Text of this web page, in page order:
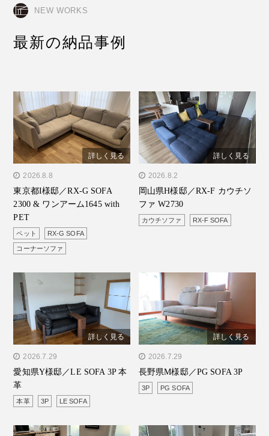
NEW WORKS
最新の納品事例
" alt="東京都I様邸／RX-G
SOFA 2300 & ワンアーム
1645 with PET"/>
詳しく見る
2026.8.8
東京都I様邸／RX-G SOFA
2300 & ワンアーム1645 with
PET
ペット RX-G SOFA
コーナーソファ
" alt="岡山県H様邸／RX-F
カウチソファ W2730"/>
詳しく見る
2026.8.2
岡山県H様邸／RX-F カウチソ
ファ W2730
カウチソファ RX-F SOFA
" alt="愛知県Y様邸／LE
SOFA 3P 本革"/>
詳しく見る
2026.7.29
愛知県Y様邸／LE SOFA 3P 本
革
本革 3P LE SOFA
" alt="長野県M様邸／PG
SOFA 3P"/>
詳しく見る
2026.7.29
長野県M様邸／PG SOFA 3P
3P PG SOFA